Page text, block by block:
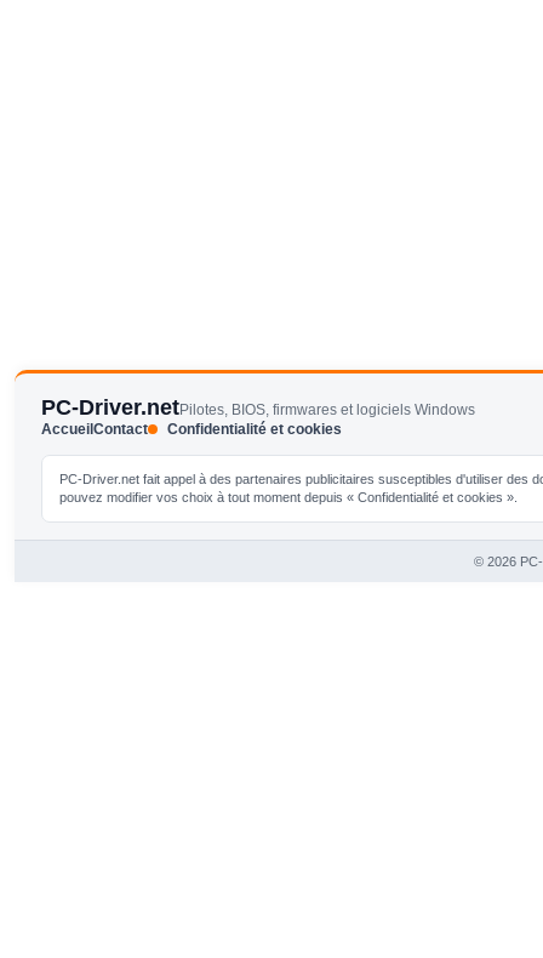
PC-Driver.netPilotes, BIOS, firmwares et logiciels Windows
AccueilContact Confidentialité et cookies
PC-Driver.net fait appel à des partenaires publicitaires susceptibles d'utiliser
pouvez modifier vos choix à tout moment depuis « Confidentialité et cookies ».
© 2026